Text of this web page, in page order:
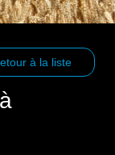
à la liste